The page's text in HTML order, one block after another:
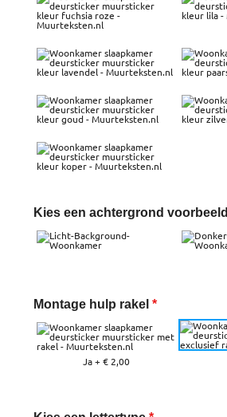
Kies een achtergrond voorbeeld
Montage hulp rakel *
Ja+€ 2,00